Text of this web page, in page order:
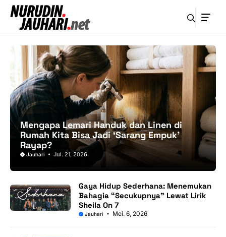
Langsung
Mengapa Lemari Handuk dan Linen di
Rumah Kita Bisa Jadi ‘Sarang Empuk’
Rayap?
Jauhari Jul. 21, 2026
Gaya Hidup Sederhana: Menemukan
Bahagia “Secukupnya” Lewat Lirik
Sheila On 7
Jauhari Mei. 6, 2026